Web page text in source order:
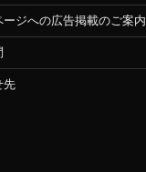
ジへの広告掲載のご案内
先